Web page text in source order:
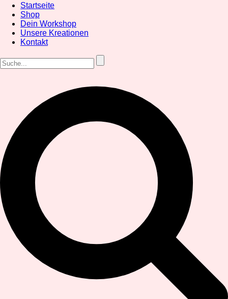
Startseite
Shop
Dein Workshop
Unsere Kreationen
Kontakt